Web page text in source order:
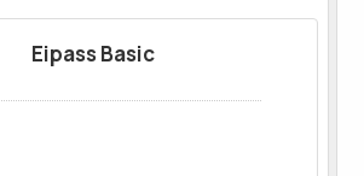
Eipass Basic